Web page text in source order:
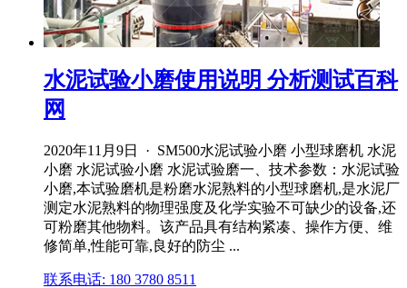
水泥试验小磨使用说明 分析测试百科
网
2020年11月9日 · SM500水泥试验小磨 小型球磨机 水泥
小磨 水泥试验小磨 水泥试验磨一、技术参数：水泥试验
小磨,本试验磨机是粉磨水泥熟料的小型球磨机,是水泥厂
测定水泥熟料的物理强度及化学实验不可缺少的设备,还
可粉磨其他物料。该产品具有结构紧凑、操作方便、维
修简单,性能可靠,良好的防尘 ...
联系电话: 180 3780 8511